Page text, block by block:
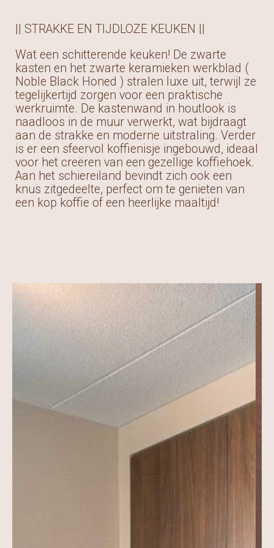
|| STRAKKE EN TIJDLOZE KEUKEN ||
Wat een schitterende keuken! De zwarte
kasten en het zwarte keramieken werkblad (
Noble Black Honed ) stralen luxe uit, terwijl ze
tegelijkertijd zorgen voor een praktische
werkruimte. De kastenwand in houtlook is
naadloos in de muur verwerkt, wat bijdraagt
aan de strakke en moderne uitstraling. Verder
is er een sfeervol koffienisje ingebouwd, ideaal
voor het creëren van een gezellige koffiehoek.
Aan het schiereiland bevindt zich ook een
knus zitgedeelte, perfect om te genieten van
een kop koffie of een heerlijke maaltijd!